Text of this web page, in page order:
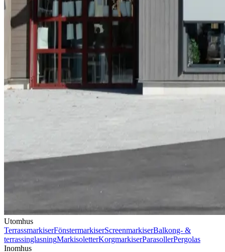
Utomhus
TerrassmarkiserFönstermarkiserScreenmarkiserBalkong- &
terrassinglasningMarkisoletterKorgmarkiserParasollerPergolas
Inomhus